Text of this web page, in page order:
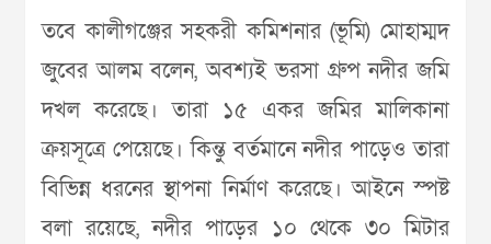
তবে কালীগঞ্জের সহকরী কমিশনার (ভূমি) মোহাম্মদ
জুবের আলম বলেন, অবশ্যই ভরসা গ্রুপ নদীর জমি
দখল করেছে। তারা ১৫ একর জমির মালিকানা
ক্রয়সূত্রে পেয়েছে। কিন্তু বর্তমানে নদীর পাড়েও তারা
বিভিন্ন ধরনের স্থাপনা নির্মাণ করেছে। আইনে স্পষ্ট
বলা রয়েছে, নদীর পাড়ের ১০ থেকে ৩০ মিটার